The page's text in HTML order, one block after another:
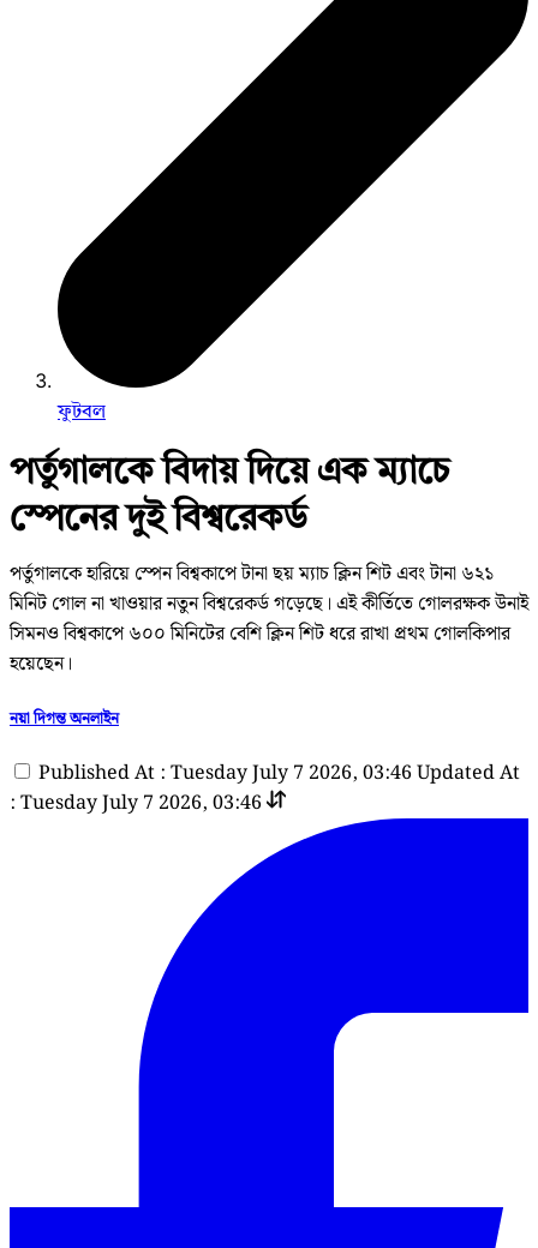
ফুটবল
পর্তুগালকে বিদায় দিয়ে এক ম্যাচে
স্পেনের দুই বিশ্বরেকর্ড
পর্তুগালকে হারিয়ে স্পেন বিশ্বকাপে টানা ছয় ম্যাচ ক্লিন শিট এবং টানা ৬২১
মিনিট গোল না খাওয়ার নতুন বিশ্বরেকর্ড গড়েছে। এই কীর্তিতে গোলরক্ষক উনাই
সিমনও বিশ্বকাপে ৬০০ মিনিটের বেশি ক্লিন শিট ধরে রাখা প্রথম গোলকিপার
হয়েছেন।
নয়া দিগন্ত অনলাইন
Published At : Tuesday July 7 2026, 03:46 Updated At
: Tuesday July 7 2026, 03:46